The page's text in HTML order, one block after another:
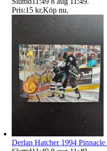
Pris:15 kr,Köp nu.
Derlan Hatcher 1994